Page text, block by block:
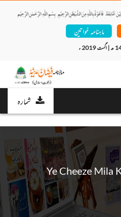
ماہنامہ خواتین
شمارہ
Ye Cheeze Mila